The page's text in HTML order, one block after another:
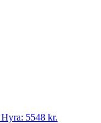
5548 kr.